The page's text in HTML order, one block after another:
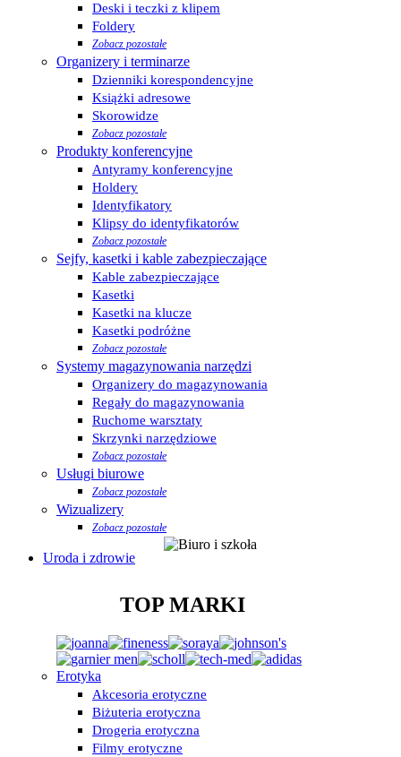
Deski i teczki z klipem
Foldery
Zobacz pozostałe
Organizery i terminarze
Dzienniki korespondencyjne
Książki adresowe
Skorowidze
Zobacz pozostałe
Produkty konferencyjne
Antyramy konferencyjne
Holdery
Identyfikatory
Klipsy do identyfikatorów
Zobacz pozostałe
Sejfy, kasetki i kable zabezpieczające
Kable zabezpieczające
Kasetki
Kasetki na klucze
Kasetki podróżne
Zobacz pozostałe
Systemy magazynowania narzędzi
Organizery do magazynowania
Regały do magazynowania
Ruchome warsztaty
Skrzynki narzędziowe
Zobacz pozostałe
Usługi biurowe
Zobacz pozostałe
Wizualizery
Zobacz pozostałe
Uroda i zdrowie
TOP MARKI
Erotyka
Akcesoria erotyczne
Biżuteria erotyczna
Drogeria erotyczna
Filmy erotyczne